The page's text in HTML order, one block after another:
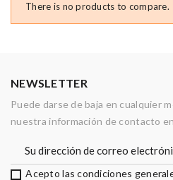
There is no products to compare.
NEWSLETTER
Puede darse de baja en cualquier
nuestra información de contacto
Acepto las condiciones